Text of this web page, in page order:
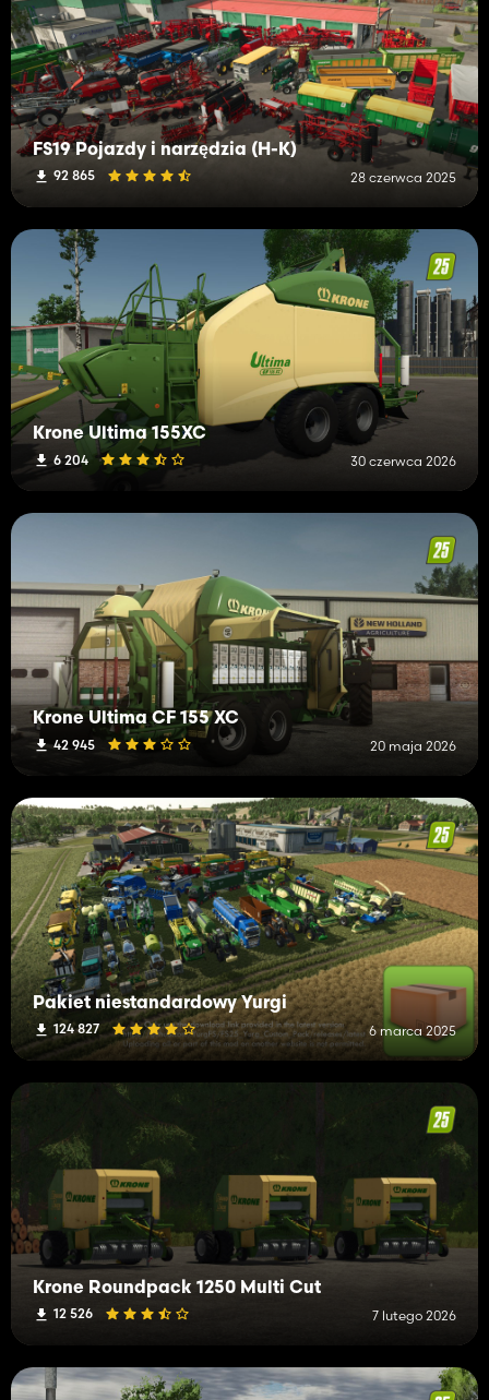
FS19 Pojazdy i narzędzia (H-K)
92 865 28 czerwca 2025
Krone Ultima 155XC
6 204 30 czerwca 2026
Krone Ultima CF 155 XC
42 945 20 maja 2026
Pakiet niestandardowy Yurgi
124 827 6 marca 2025
Krone Roundpack 1250 Multi Cut
12 526 7 lutego 2026